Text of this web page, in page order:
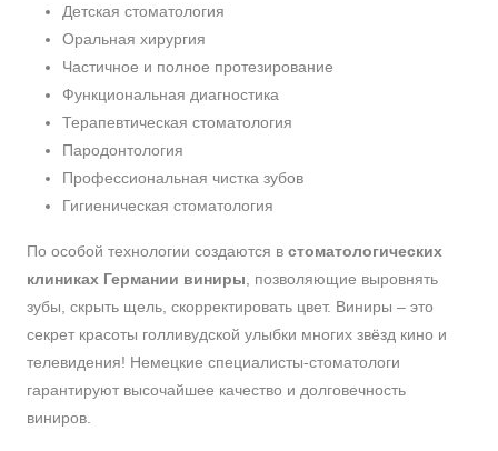
Детская стоматология
Оральная хирургия
Частичное и полное протезирование
Функциональная диагностика
Терапевтическая стоматология
Пародонтология
Профессиональная чистка зубов
Гигиеническая стоматология
По особой технологии создаются в стоматологических
клиниках Германии виниры , позволяющие выровнять
зубы, скрыть щель, скорректировать цвет. Виниры – это
секрет красоты голливудской улыбки многих звёзд кино и
телевидения! Немецкие специалисты-стоматологи
гарантируют высочайшее качество и долговечность
виниров.